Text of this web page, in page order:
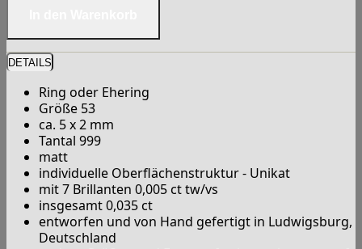
DETAILS
Ring oder Ehering
Größe 53
ca. 5 x 2 mm
Tantal 999
matt
individuelle Oberflächenstruktur - Unikat
mit 7 Brillanten 0,005 ct tw/vs
insgesamt 0,035 ct
entworfen und von Hand gefertigt in Ludwigsburg,
Deutschland